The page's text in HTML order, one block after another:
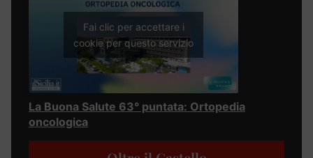
Fai clic per accettare i
cookie per questo servizio
La Buona Salute 63° puntata: Ortopedia
oncologica